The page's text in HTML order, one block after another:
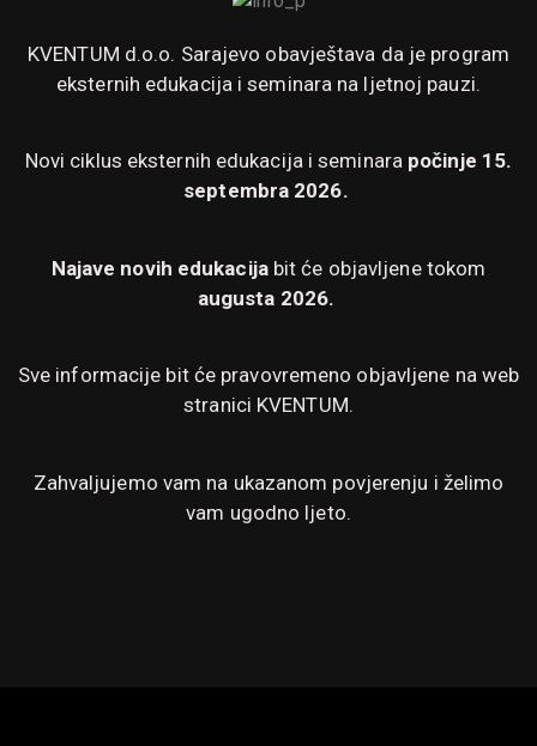
KVENTUM d.o.o. Sarajevo obavještava da je program
eksternih edukacija i seminara na ljetnoj pauzi.
Novi ciklus eksternih edukacija i seminara počinje 15.
septembra 2026.
Najave novih edukacijabit će objavljene tokom
augusta 2026.
Sve informacije bit će pravovremeno objavljene na web
stranici KVENTUM.
Zahvaljujemo vam na ukazanom povjerenju i želimo
vam ugodno ljeto.